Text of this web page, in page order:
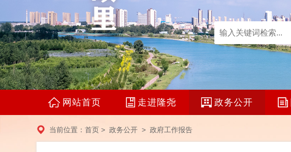
网站首页 走进隆尧 政务公开
当前位置： 首页 > 政务公开 > 政府工作报告